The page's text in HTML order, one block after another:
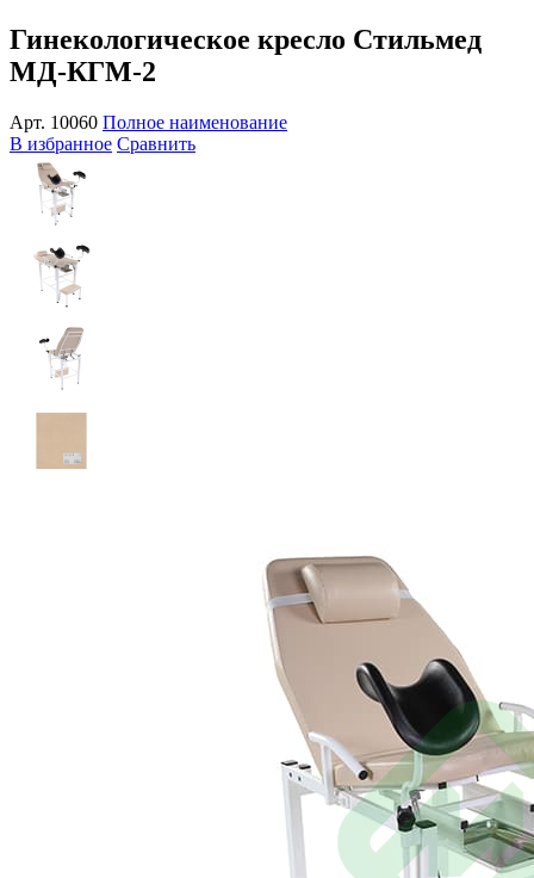
Гинекологическое кресло Стильмед
МД-КГМ-2
Арт. 10060 Полное наименование
В избранное Сравнить